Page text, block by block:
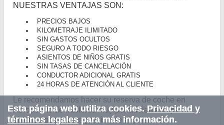
NUESTRAS VENTAJAS SON:
PRECIOS BAJOS
KILOMETRAJE ILIMITADO
SIN GASTOS OCULTOS
SEGURO A TODO RIESGO
ASIENTOS DE NIÑOS GRATIS
SIN TASAS DE CANCELACIÓN
CONDUCTOR ADICIONAL GRATIS
24 HORAS DE ATENCIÓN AL CLIENTE
Le recomendamos hacer su reserva de coche en
Aeropuerto de Mallorca muy por adelantado para
obtener los mejores precios de alquiler.
Esta página web utiliza cookies.Privacidad y
términos legalespara más información.